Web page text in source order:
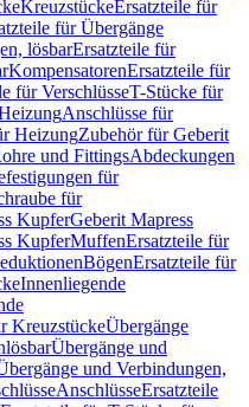
KreuzstückeErsatzteile für
für Übergänge
lösbarErsatzteile für
KompensatorenErsatzteile für
für VerschlüsseT-Stücke für
Anschlüsse für
HeizungZubehör für Geberit
und FittingsAbdeckungen
für
für
KupferGeberit Mapress
KupferMuffenErsatzteile für
BögenErsatzteile für
Innenliegende
KreuzstückeÜbergänge
Übergänge und
und Verbindungen,
AnschlüsseErsatzteile